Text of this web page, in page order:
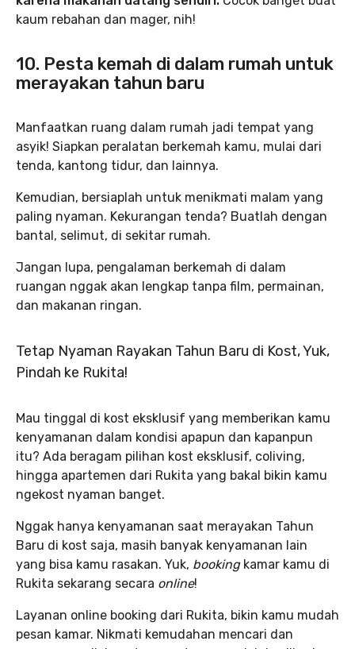
kaum rebahan dan mager, nih!
10. Pesta kemah di dalam rumah untuk
merayakan tahun baru
Manfaatkan ruang dalam rumah jadi tempat yang
asyik! Siapkan peralatan berkemah kamu, mulai dari
tenda, kantong tidur, dan lainnya.
Kemudian, bersiaplah untuk menikmati malam yang
paling nyaman. Kekurangan tenda? Buatlah dengan
bantal, selimut, di sekitar rumah.
Jangan lupa, pengalaman berkemah di dalam
ruangan nggak akan lengkap tanpa film, permainan,
dan makanan ringan.
Tetap Nyaman Rayakan Tahun Baru di Kost, Yuk,
Pindah ke Rukita!
Mau tinggal di kost eksklusif yang memberikan kamu
kenyamanan dalam kondisi apapun dan kapanpun
itu? Ada beragam pilihan kost eksklusif, coliving,
hingga apartemen dari Rukita yang bakal bikin kamu
ngekost nyaman banget.
Nggak hanya kenyamanan saat merayakan Tahun
Baru di kost saja, masih banyak kenyamanan lain
yang bisa kamu rasakan. Yuk, booking kamar kamu di
Rukita sekarang secara online!
Layanan online booking dari Rukita, bikin kamu mudah
pesan kamar. Nikmati kemudahan mencari dan